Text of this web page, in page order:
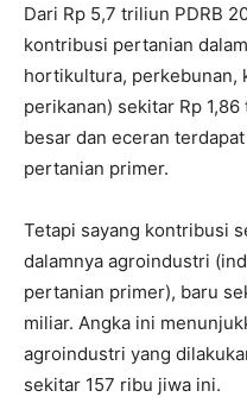
Dari Rp 5,7 triliun PDRB
kontribusi pertanian
hortikultura, perkebunan,
perikanan) sekitar Rp
besar dan eceran
pertanian primer.
Tetapi sayang kontribusi
dalamnya agroindustri
pertanian primer), baru
miliar. Angka ini
agroindustri yang
sekitar 157 ribu jiwa ini.